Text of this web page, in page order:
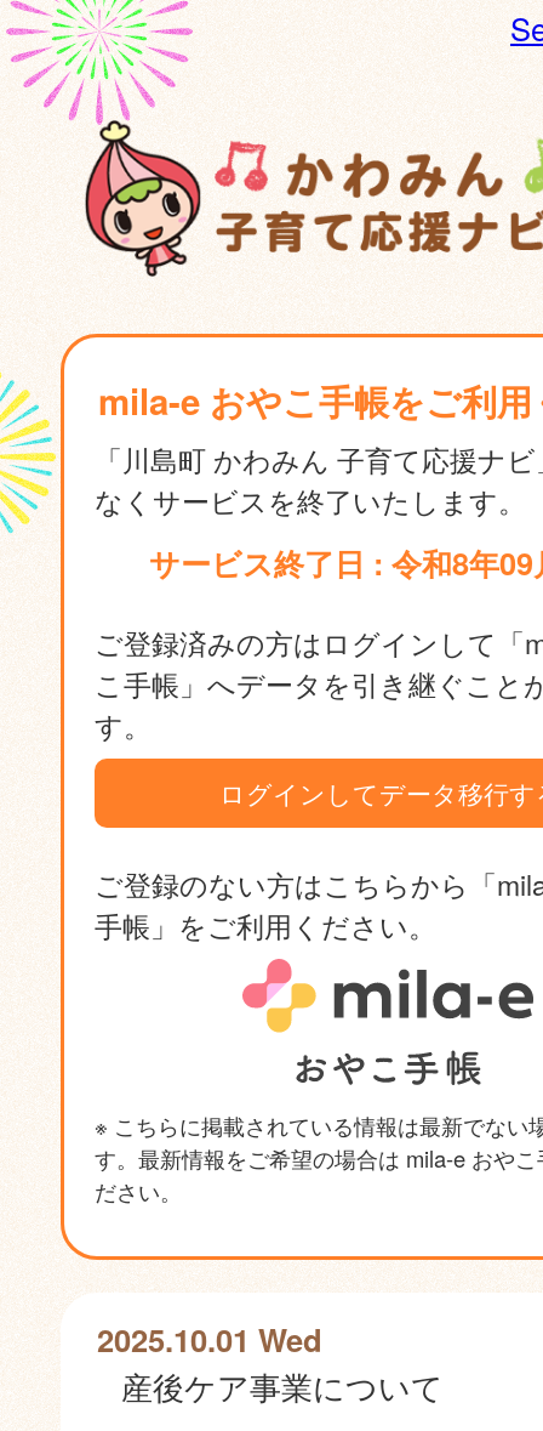
mila-e おやこ手帳をご利
「川島町 かわみん 子育て応援ナ
なくサービスを終了いたします。
サービス終了日 : 令和8年09
ご登録済みの方はログインして「
こ手帳」へデータを引き継ぐこと
す。
ログインしてデータ移行す
ご登録のない方はこちらから「
手帳」をご利用ください。
※ こちらに掲載されている情報は最新でない
す。最新情報をご希望の場合は mila-e おや
ださい。
2025.10.01 Wed
産後ケア事業について